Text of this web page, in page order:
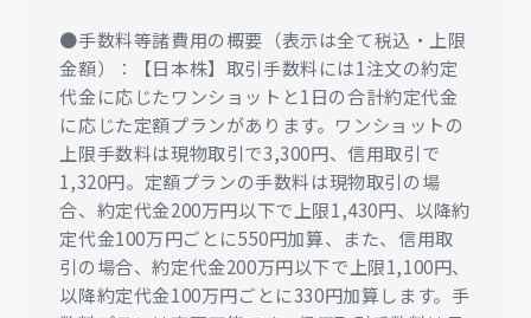
●手数料等諸費用の概要（表示は全て税込・上限
金額）：【日本株】取引手数料には1注文の約定
代金に応じたワンショットと1日の合計約定代金
に応じた定額プランがあります。ワンショットの
上限手数料は現物取引で3,300円、信用取引で
1,320円。定額プランの手数料は現物取引の場
合、約定代金200万円以下で上限1,430円、以降約
定代金100万円ごとに550円加算、また、信用取
引の場合、約定代金200万円以下で上限1,100円、
以降約定代金100万円ごとに330円加算します。手